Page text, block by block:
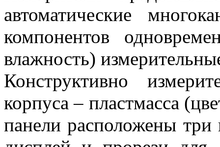
автоматические
компонентов
влажность)
Конструктивно
корпуса – пластмасса
панели расположены три